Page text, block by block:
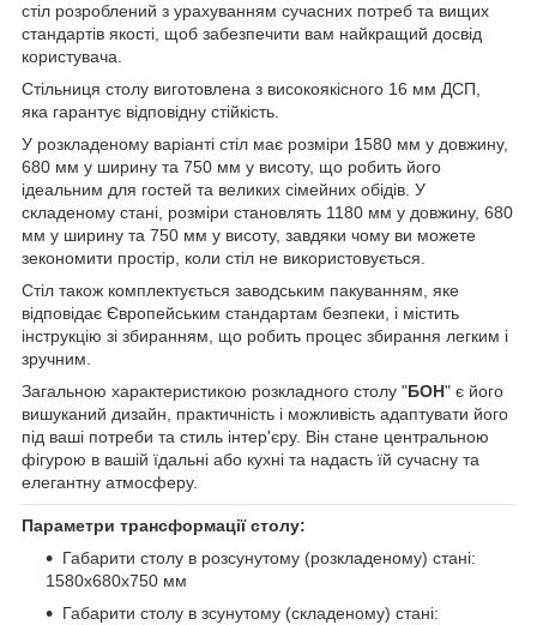
стіл розроблений з урахуванням сучасних потреб та вищих
стандартів якості, щоб забезпечити вам найкращий досвід
користувача.
Стільниця столу виготовлена з високоякісного 16 мм ДСП,
яка гарантує відповідну стійкість.
У розкладеному варіанті стіл має розміри 1580 мм у довжину,
680 мм у ширину та 750 мм у висоту, що робить його
ідеальним для гостей та великих сімейних обідів. У
складеному стані, розміри становлять 1180 мм у довжину, 680
мм у ширину та 750 мм у висоту, завдяки чому ви можете
зекономити простір, коли стіл не використовується.
Стіл також комплектується заводським пакуванням, яке
відповідає Європейським стандартам безпеки, і містить
інструкцію зі збиранням, що робить процес збирання легким і
зручним.
Загальною характеристикою розкладного столу "БОН" є його
вишуканий дизайн, практичність і можливість адаптувати його
під ваші потреби та стиль інтер'єру. Він стане центральною
фігурою в вашій їдальні або кухні та надасть їй сучасну та
елегантну атмосферу.
Параметри трансформації столу:
Габарити столу в розсунутому (розкладеному) стані:
1580х680х750 мм
Габарити столу в зсунутому (складеному) стані: